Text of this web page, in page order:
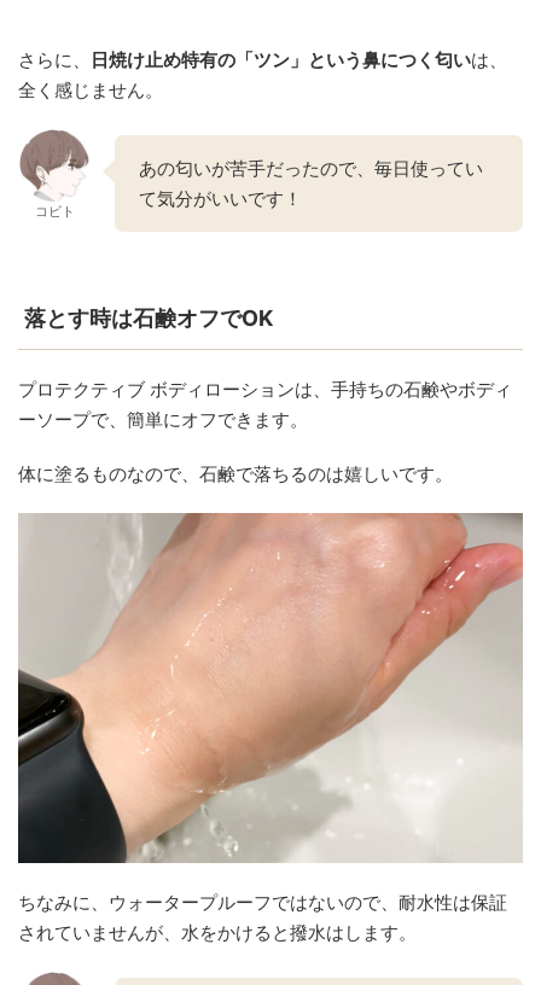
さらに、 日焼け止め特有の「ツン」という鼻につく匂いは、
全く感じません。
コビト
あの匂いが苦手だったので、毎日使ってい
て気分がいいです！
落とす時は石鹸オフでOK
プロテクティブ ボディローションは、手持ちの石鹸やボディ
ーソープで、簡単にオフできます。
体に塗るものなので、石鹸で落ちるのは嬉しいです。
ちなみに、ウォータープルーフではないので、耐水性は保証
されていませんが、水をかけると撥水はします。